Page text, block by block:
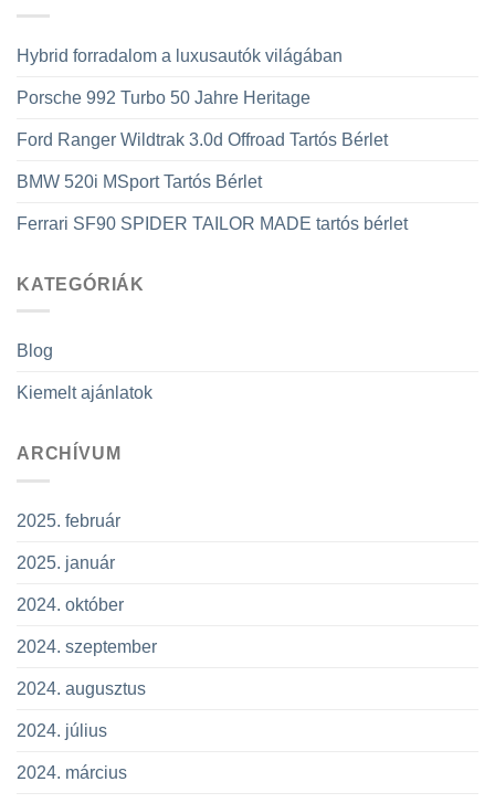
Hybrid forradalom a luxusautók világában
Porsche 992 Turbo 50 Jahre Heritage
Ford Ranger Wildtrak 3.0d Offroad Tartós Bérlet
BMW 520i MSport Tartós Bérlet
Ferrari SF90 SPIDER TAILOR MADE tartós bérlet
KATEGÓRIÁK
Blog
Kiemelt ajánlatok
ARCHÍVUM
2025. február
2025. január
2024. október
2024. szeptember
2024. augusztus
2024. július
2024. március